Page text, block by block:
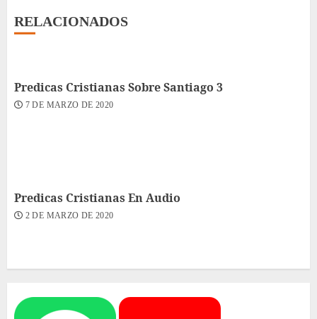
RELACIONADOS
Predicas Cristianas Sobre Santiago 3
7 DE MARZO DE 2020
Predicas Cristianas En Audio
2 DE MARZO DE 2020